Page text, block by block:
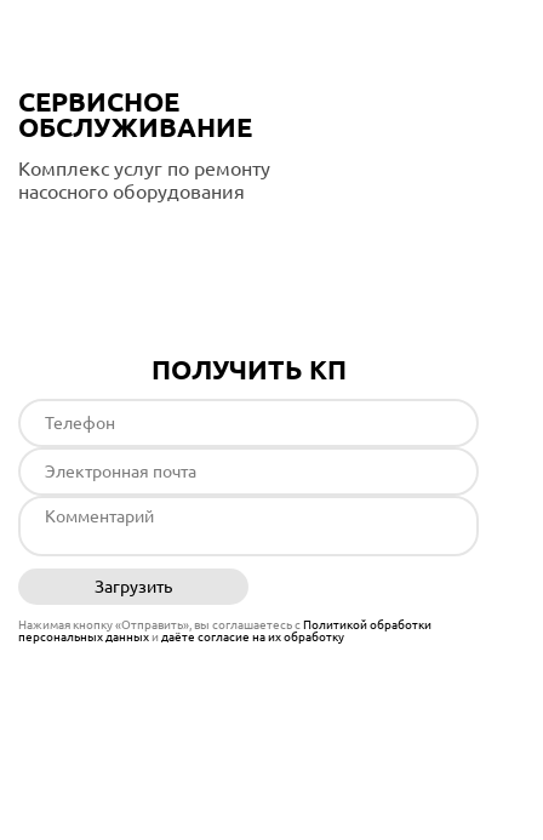
СЕРВИСНОЕ
ОБСЛУЖИВАНИЕ
Комплекс услуг по ремонту
насосного оборудования
ПОЛУЧИТЬ КП
Загрузить
Нажимая кнопку «Отправить», вы соглашаетесь сПолитикой обработки
персональных данныхи даёте согласие на их обработку